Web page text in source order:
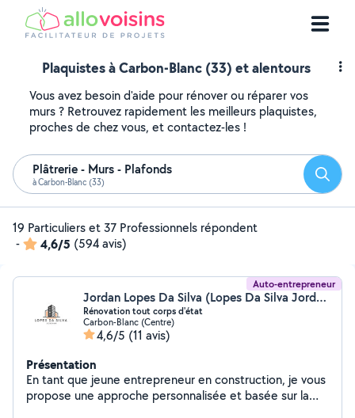
Plaquistes à Carbon-Blanc (33) et alentours
Vous avez besoin d'aide pour rénover ou réparer vos
murs ? Retrouvez rapidement les meilleurs plaquistes,
proches de chez vous, et contactez-les !
Plâtrerie - Murs - Plafonds
à Carbon-Blanc (33)
19 Particuliers et 37 Professionnels répondent
-
4,6/5 (594 avis)
Auto-entrepreneur
Jordan Lopes Da Silva (Lopes Da Silva Jordan)
Rénovation tout corps d'état
Carbon-Blanc (Centre)
4,6/5 (11 avis)
Présentation
En tant que jeune entrepreneur en construction, je vous
propose une approche personnalisée et basée sur la